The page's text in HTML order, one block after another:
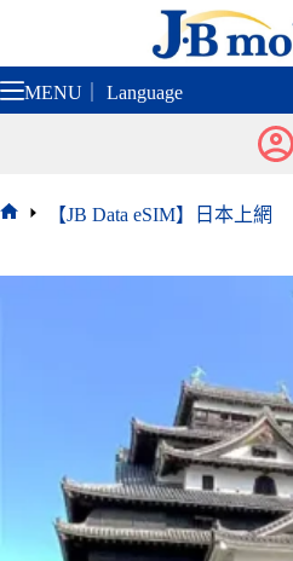
主
要 MENU｜ Language
【JB Data eSIM】日本上網